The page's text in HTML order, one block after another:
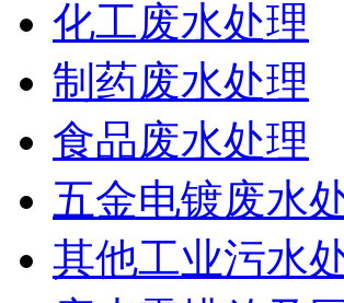
化工废水处理
制药废水处理
食品废水处理
五金电镀废水
其他工业污水